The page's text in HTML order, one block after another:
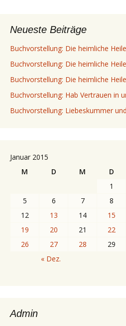
Neueste Beiträge
Buchvorstellung: Die heimliche
Buchvorstellung: Die heimliche
Buchvorstellung: Die heimliche
Buchvorstellung: Hab Vertrauen in
Buchvorstellung: Liebeskummer
Januar 2015
M
D M D
1
5
6 7 8
12
13 14 15
19
20 21 22
26
27 28 29
« Dez.
Admin